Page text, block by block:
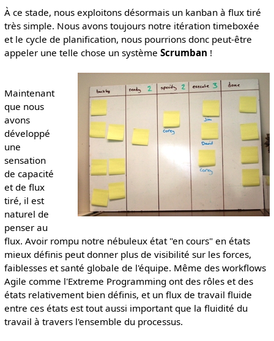
À ce stade, nous exploitons désormais un kanban à flux tiré
très simple. Nous avons toujours notre itération timeboxée
et le cycle de planification, nous pourrions donc peut-être
appeler une telle chose un système Scrumban !
Maintenant
que nous
avons
développé
une
sensation
de capacité
et de flux
tiré, il est
naturel de
penser au
flux. Avoir rompu notre nébuleux état "en cours" en états
mieux définis peut donner plus de visibilité sur les forces,
faiblesses et santé globale de l'équipe. Même des workflows
Agile comme l'Extreme Programming ont des rôles et des
états relativement bien définis, et un flux de travail fluide
entre ces états est tout aussi important que la fluidité du
travail à travers l'ensemble du processus.